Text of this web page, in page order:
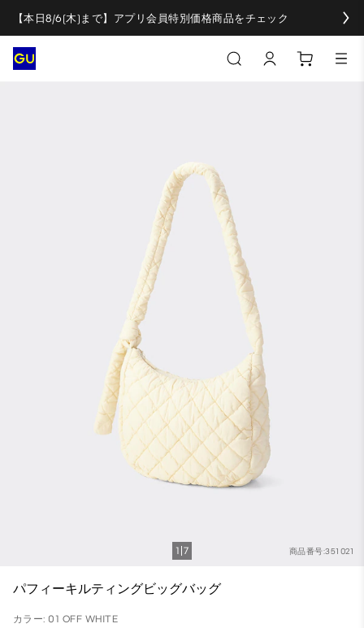
【本日8/6(木)まで】アプリ会員特別価格商品をチェック
商品番号:351021
1 7
パフィーキルティングビッグバッグ
カラー: 01 OFF WHITE